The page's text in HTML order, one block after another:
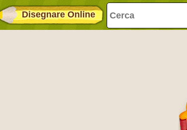
Disegnare Online